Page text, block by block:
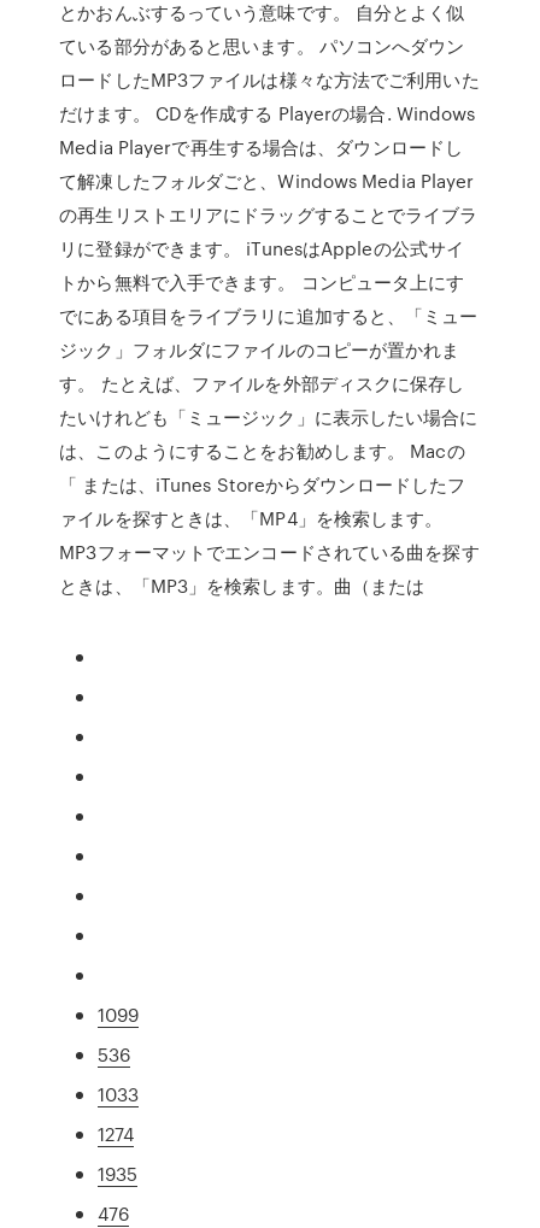
とかおんぶするっていう意味です。 自分とよく似
ている部分があると思います。 パソコンへダウン
ロードしたMP3ファイルは様々な方法でご利用いた
だけます。 CDを作成する Playerの場合. Windows
Media Playerで再生する場合は、ダウンロードし
て解凍したフォルダごと、Windows Media Player
の再生リストエリアにドラッグすることでライブラ
リに登録ができます。 iTunesはAppleの公式サイ
トから無料で入手できます。 コンピュータ上にす
でにある項目をライブラリに追加すると、「ミュー
ジック」フォルダにファイルのコピーが置かれま
す。 たとえば、ファイルを外部ディスクに保存し
たいけれども「ミュージック」に表示したい場合に
は、このようにすることをお勧めします。 Macの
「 または、iTunes Storeからダウンロードしたフ
ァイルを探すときは、「MP4」を検索します。
MP3フォーマットでエンコードされている曲を探す
ときは、「MP3」を検索します。曲（または
1099
536
1033
1274
1935
476